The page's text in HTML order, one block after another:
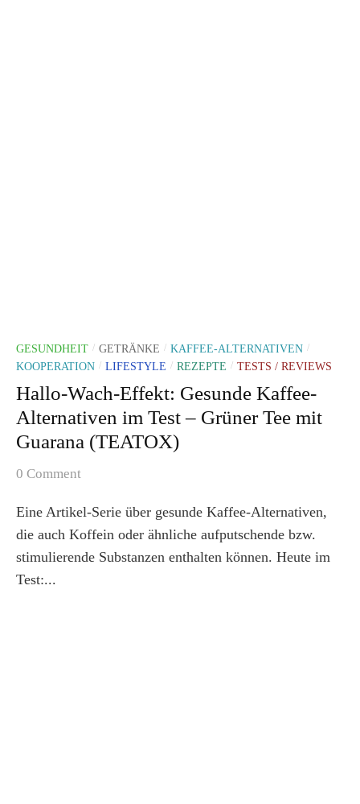
GESUNDHEIT / GETRÄNKE / KAFFEE-ALTERNATIVEN /
KOOPERATION / LIFESTYLE / REZEPTE / TESTS / REVIEWS
Hallo-Wach-Effekt: Gesunde Kaffee-
Alternativen im Test – Grüner Tee mit
Guarana (TEATOX)
0 Comment
Eine Artikel-Serie über gesunde Kaffee-Alternativen,
die auch Koffein oder ähnliche aufputschende bzw.
stimulierende Substanzen enthalten können. Heute im
Test:...